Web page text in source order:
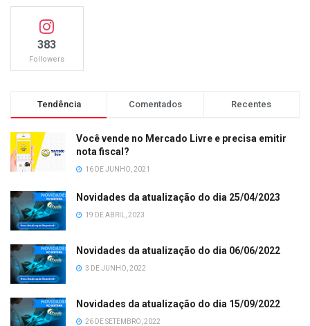
383
Followers
Tendência Comentados Recentes
Você vende no Mercado Livre e precisa emitir
nota fiscal?
16 DE JUNHO, 2021
Novidades da atualização do dia 25/04/2023
19 DE ABRIL, 2023
Novidades da atualização do dia 06/06/2022
3 DE JUNHO, 2022
Novidades da atualização do dia 15/09/2022
26 DE SETEMBRO, 2022